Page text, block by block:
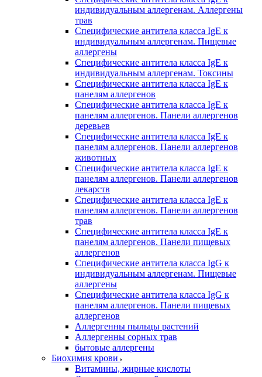
индивидуальным аллергенам. Аллергены
трав
Специфические антитела класса IgE к
индивидуальным аллергенам. Пищевые
аллергены
Специфические антитела класса IgE к
индивидуальным аллергенам. Токсины
Специфические антитела класса IgE к
панелям аллергенов
Специфические антитела класса IgE к
панелям аллергенов. Панели аллергенов
деревьев
Специфические антитела класса IgE к
панелям аллергенов. Панели аллергенов
животных
Специфические антитела класса IgE к
панелям аллергенов. Панели аллергенов
лекарств
Специфические антитела класса IgE к
панелям аллергенов. Панели аллергенов
трав
Специфические антитела класса IgE к
панелям аллергенов. Панели пищевых
аллергенов
Специфические антитела класса IgG к
индивидуальным аллергенам. Пищевые
аллергены
Специфические антитела класса IgG к
панелям аллергенов. Панели пищевых
аллергенов
Аллергенны пыльцы растений
Аллергенны сорных трав
бытовые аллергены
Биохимия крови
Витамины, жирные кислоты